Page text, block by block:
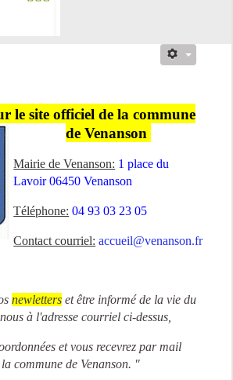
le site officiel de la commune
de Venanson
Mairie de Venanson: 1 place du
Lavoir 06450 Venanson
Téléphone: 04 93 03 23 05
Contact courriel: accueil@venanson.fr
newletters et être informé de la vie du
à l'adresse courriel ci-dessus,
et vous recevrez par mail
commune de Venanson. "